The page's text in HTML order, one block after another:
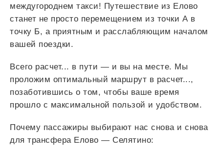
междугороднем такси! Путешествие из Елово
станет не просто перемещением из точки А в
точку Б, а приятным и расслабляющим началом
вашей поездки.
Всего расчет... в пути — и вы на месте. Мы
проложим оптимальный маршрут в расчет...,
позаботившись о том, чтобы ваше время
прошло с максимальной пользой и удобством.
Почему пассажиры выбирают нас снова и снова
для трансфера Елово — Селятино: